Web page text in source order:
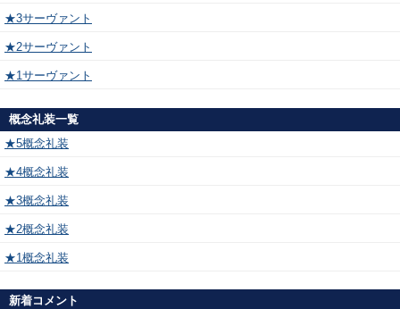
★3サーヴァント
★2サーヴァント
★1サーヴァント
概念礼装一覧
★5概念礼装
★4概念礼装
★3概念礼装
★2概念礼装
★1概念礼装
新着コメント